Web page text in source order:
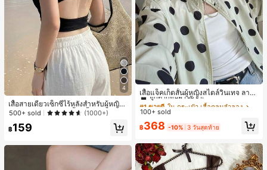
4
เสื้อสายเดี่ยวเซ็กซี่ไร้หลังสำหรับผู้หญิง
พร้อมบราแบบมีฟองน้ำ, เสื้อกล้ามแขน
500+ sold (1000+)
฿159
เสื้อแจ็คเก็ตสั้นผู้หญิงสไตล์วินเทจ ลายจุ
ดขนาดใหญ่ คอตั้ง เอวเข้ารูป แขนพอง
ทรงหลวม แฟชั่นอเนกประสงค์ สำหรับใ
#1 ขายดี
ใน กระเป๋า เสื้อคลุมลำลอง
ลูกค้ากลับมาซื้อซ้ำ!
#1 ขายดี ใน กระเป๋า เสื้อคลุมลำลอง
ลูกค้ากลับมาซื้อซ้ำ!
#1 ขายดี ใน กระเป๋า เสื้อคลุมลำลอง
ลูกค้ากลับมาซื้อซ้ำ!
#1 ขายดี
ใน กระเป๋า เสื้อคลุมลำลอง
ลูกค้ากลับมาซื้อซ้ำ!
100+ sold
฿368 -10% 3 วันสุดท้าย